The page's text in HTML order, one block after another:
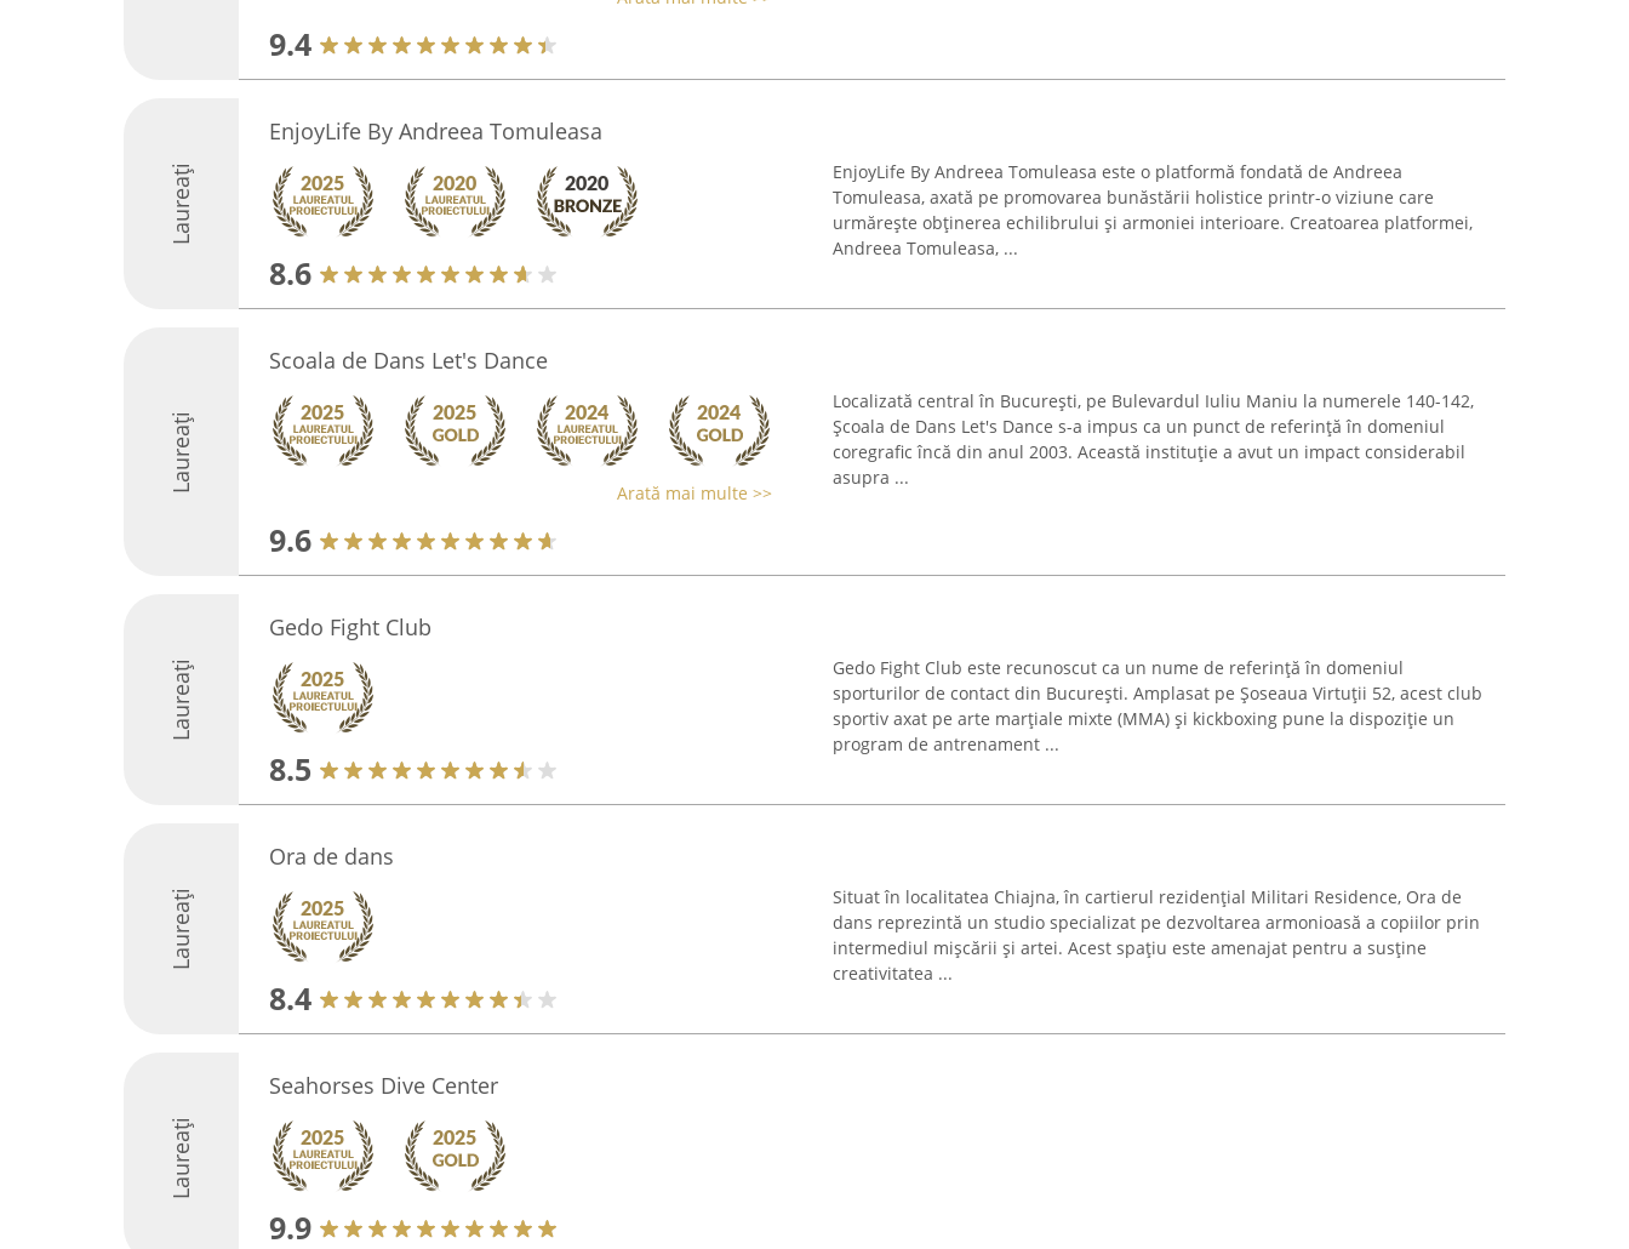
9.4
Laureați
EnjoyLife By Andreea Tomuleasa
8.6
EnjoyLife By Andreea Tomuleasa este o platformă fondată de Andreea
Tomuleasa, axată pe promovarea bunăstării holistice printr-o viziune care
urmărește obținerea echilibrului și armoniei interioare. Creatoarea platformei,
Andreea Tomuleasa, ...
Laureați
Scoala de Dans Let's Dance
Arată mai multe >>
9.6
Localizată central în București, pe Bulevardul Iuliu Maniu la numerele 140-142,
Școala de Dans Let's Dance s-a impus ca un punct de referință în domeniul
coregrafic încă din anul 2003. Această instituție a avut un impact considerabil
asupra ...
Laureați
Gedo Fight Club
8.5
Gedo Fight Club este recunoscut ca un nume de referință în domeniul
sporturilor de contact din București. Amplasat pe Șoseaua Virtuții 52, acest club
sportiv axat pe arte marțiale mixte (MMA) și kickboxing pune la dispoziție un
program de antrenament ...
Laureați
Ora de dans
8.4
Situat în localitatea Chiajna, în cartierul rezidențial Militari Residence, Ora de
dans reprezintă un studio specializat pe dezvoltarea armonioasă a copiilor prin
intermediul mișcării și artei. Acest spațiu este amenajat pentru a susține
creativitatea ...
Laureați
Seahorses Dive Center
9.9